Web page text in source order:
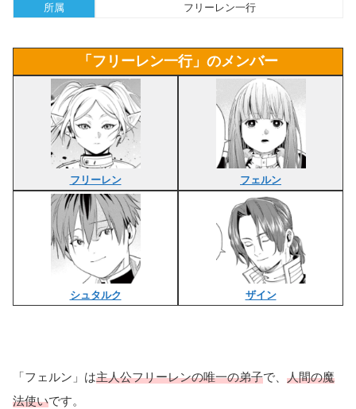
所属
フリーレン一行
「フリーレン一行」のメンバー
フリーレン フェルン
シュタルク ザイン
「フェルン」は主人公フリーレンの唯一の弟子で、 人間の魔
法使いです。